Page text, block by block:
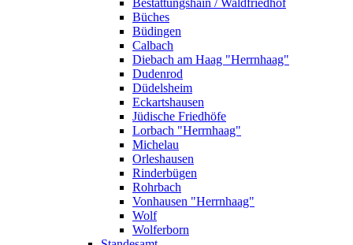
Bestattungshain / Waldfriedhof
Büches
Büdingen
Calbach
Diebach am Haag "Herrnhaag"
Dudenrod
Düdelsheim
Eckartshausen
Jüdische Friedhöfe
Lorbach "Herrnhaag"
Michelau
Orleshausen
Rinderbügen
Rohrbach
Vonhausen "Herrnhaag"
Wolf
Wolferborn